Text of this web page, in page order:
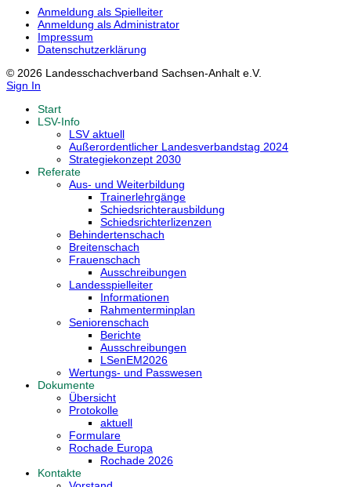
Anmeldung als Spielleiter
Anmeldung als Administrator
Impressum
Datenschutzerklärung
© 2026 Landesschachverband Sachsen-Anhalt e.V.
Sign In
Start
LSV-Info
LSV aktuell
Außerordentlicher Landesverbandstag 2024
Strategiekonzept 2030
Referate
Aus- und Weiterbildung
Trainerlehrgänge
Schiedsrichterausbildung
Schiedsrichterlizenzen
Behindertenschach
Breitenschach
Frauenschach
Ausschreibungen
Landesspielleiter
Informationen
Rahmenterminplan
Seniorenschach
Berichte
Ausschreibungen
LSenEM2026
Wertungs- und Passwesen
Dokumente
Übersicht
Protokolle
aktuell
Formulare
Rochade Europa
Rochade 2026
Kontakte